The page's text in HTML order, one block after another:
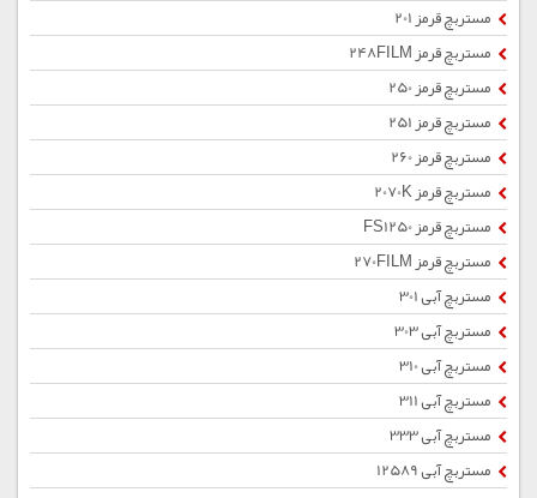
مستربچ قرمز 201
مستربچ قرمز 248FILM
مستربچ قرمز 250
مستربچ قرمز 251
مستربچ قرمز 260
مستربچ قرمز 2070K
مستربچ قرمز FS1250
مستربچ قرمز 270FILM
مستربچ آبی 301
مستربچ آبی 303
مستربچ آبی 310
مستربچ آبی 311
مستربچ آبی 333
مستربچ آبی 12589